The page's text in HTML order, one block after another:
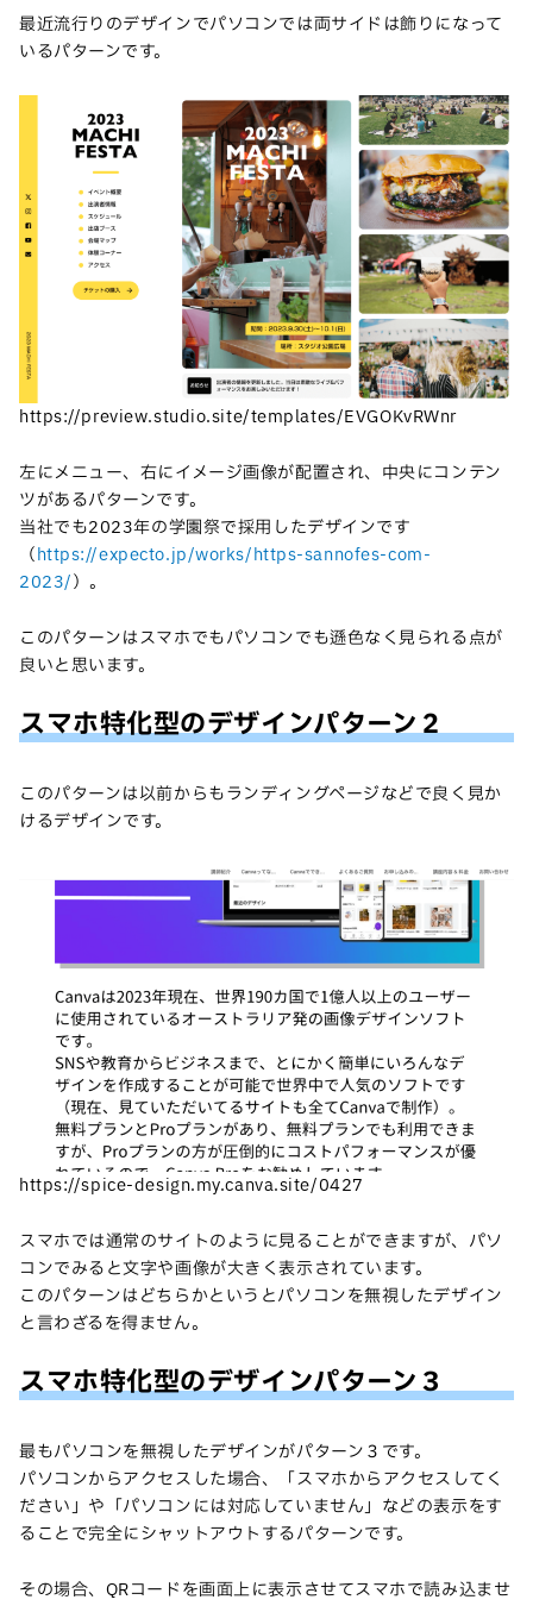
最近流行りのデザインでパソコンでは両サイドは飾りになって
いるパターンです。
https://preview.studio.site/templates/EVGOKvRWnr
左にメニュー、右にイメージ画像が配置され、中央にコンテン
ツがあるパターンです。
当社でも2023年の学園祭で採用したデザインです
（https://expecto.jp/works/https-sannofes-com-
2023/）。
このパターンはスマホでもパソコンでも遜色なく見られる点が
良いと思います。
スマホ特化型のデザインパターン２
このパターンは以前からもランディングページなどで良く見か
けるデザインです。
https://spice-design.my.canva.site/0427
スマホでは通常のサイトのように見ることができますが、パソ
コンでみると文字や画像が大きく表示されています。
このパターンはどちらかというとパソコンを無視したデザイン
と言わざるを得ません。
スマホ特化型のデザインパターン３
最もパソコンを無視したデザインがパターン３です。
パソコンからアクセスした場合、「スマホからアクセスしてく
ださい」や「パソコンには対応していません」などの表示をす
ることで完全にシャットアウトするパターンです。
その場合、QRコードを画面上に表示させてスマホで読み込ませ